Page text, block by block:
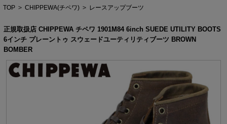
TOP > CHIPPEWA(チペワ) > レースアップブーツ
正規取扱店 CHIPPEWA チペワ 1901M84 6inch SUEDE UTILITY BOOTS
6インチ プレーントゥ スウェードユーティリティブーツ BROWN
BOMBER